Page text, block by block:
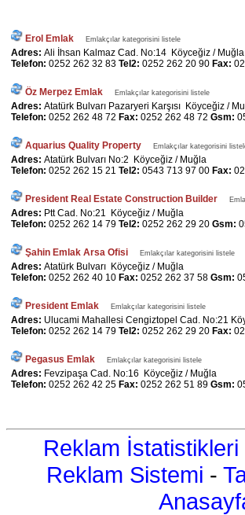
Erol Emlak Emlakçılar kategorisini listele
Adres: Ali İhsan Kalmaz Cad. No:14 Köyceğiz / Muğla
Telefon: 0252 262 32 83 Tel2: 0252 262 20 90 Fax:
Öz Merpez Emlak Emlakçılar kategorisini listele
Adres: Atatürk Bulvarı Pazaryeri Karşısı Köyceğiz /
Telefon: 0252 262 48 72 Fax: 0252 262 48 72 Gsm:
Aquarius Quality Property Emlakçılar kategorisini
Adres: Atatürk Bulvarı No:2 Köyceğiz / Muğla
Telefon: 0252 262 15 21 Tel2: 0543 713 97 00 Fax:
President Real Estate Construction Builder
Adres: Ptt Cad. No:21 Köyceğiz / Muğla
Telefon: 0252 262 14 79 Tel2: 0252 262 29 20 Gsm:
Şahin Emlak Arsa Ofisi Emlakçılar kategorisini listele
Adres: Atatürk Bulvarı Köyceğiz / Muğla
Telefon: 0252 262 40 10 Fax: 0252 262 37 58 Gsm:
President Emlak Emlakçılar kategorisini listele
Adres: Ulucami Mahallesi Cengiztopel Cad. No:21
Telefon: 0252 262 14 79 Tel2: 0252 262 29 20 Fax:
Pegasus Emlak Emlakçılar kategorisini listele
Adres: Fevzipaşa Cad. No:16 Köyceğiz / Muğla
Telefon: 0252 262 42 25 Fax: 0252 262 51 89 Gsm:
Reklam İstatistikleri
Reklam Sistemi -